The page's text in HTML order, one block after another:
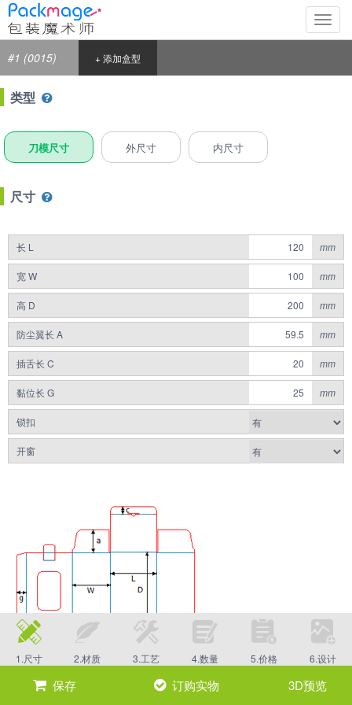
切
换
#1 (0015) + 添加盒型
类型
刀模尺寸 外尺寸 内尺寸
尺寸
长 L mm
宽 W mm
高 D mm
防尘翼长 A mm
插舌长 C mm
黏位长 G mm
锁扣
开窗
1.尺寸 2.材质 3.工艺 4.数量 5.价格 6.设计
保存 订购实物 3D预览